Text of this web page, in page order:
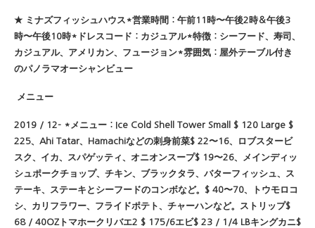
★ ミナズフィッシュハウス*営業時間：午前11時〜午後2時＆午後3
時〜午後10時*ドレスコード：カジュアル*特徴：シーフード、寿司、
カジュアル、アメリカン、フュージョン*雰囲気：屋外テーブル付き
のパノラマオーシャンビュー
メニュー
2019 / 12- *メニュー：Ice Cold Shell Tower Small $ 120 Large $
225、Ahi Tatar、Hamachiなどの刺身前菜$ 22〜16、ロブスタービ
スク、イカ、スパゲッティ、オニオンスープ$ 19〜26、メインディッ
シュポークチョップ、チキン、ブラックタラ、バターフィッシュ、ス
テーキ、ステーキとシーフードのコンボなど。$ 40〜70、トウモロコ
シ、カリフラワー、フライドポテト、チャーハンなど。ストリップ$
68 / 40OZトマホークリバエ2 $ 175/6エビ$ 23 / 1/4 LBキングカニ$